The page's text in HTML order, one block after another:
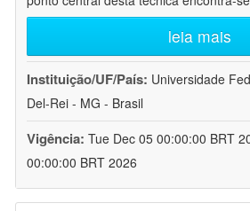
leia mais
Instituição/UF/País: Universidade
Del-Rei - MG - Brasil
Vigência: Tue Dec 05 00:00:00 BRT
00:00:00 BRT 2026